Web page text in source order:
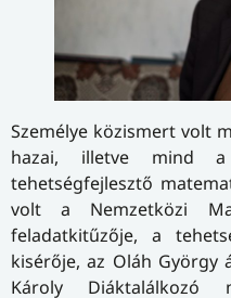
Személye közismert volt
hazai, illetve mind a
tehetségfejlesztő
volt a Nemzetközi
feladatkitűzője, a
kisérője, az Oláh György
Károly Diáktalálkozó